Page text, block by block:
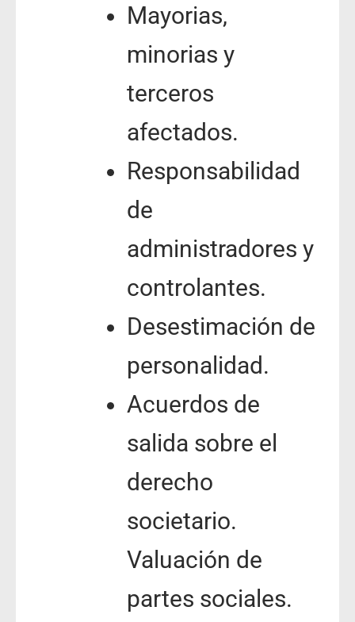
Mayorias,
minorias y
terceros
afectados.
Responsabilidad
de
administradores y
controlantes.
Desestimación de
personalidad.
Acuerdos de
salida sobre el
derecho
societario.
Valuación de
partes sociales.